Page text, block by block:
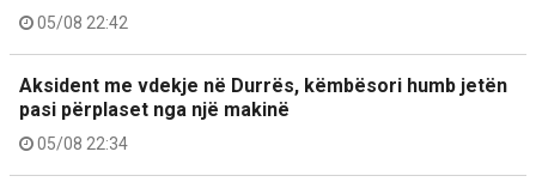
05/08 22:42
Aksident me vdekje në Durrës, këmbësori humb jetën
pasi përplaset nga një makinë
05/08 22:34